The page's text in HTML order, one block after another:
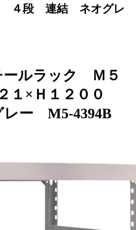
４段 連結 ネオグレ
ルラック Ｍ５
１×Ｈ１２００
ー M5-4394B